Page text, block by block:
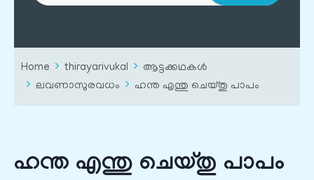
Home thirayarivukal
ആട്ടക്കഥകൾ
ലവണാസുരവധം
ഹന്ത എന്തു ചെയ്തു പാപം
ഹന്ത എന്തു ചെയ്തു പാപം